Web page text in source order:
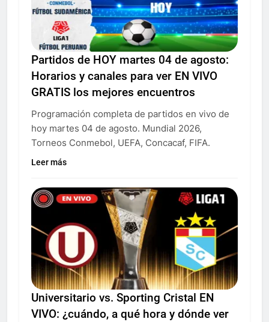
Partidos de HOY martes 04 de agosto:
Horarios y canales para ver EN VIVO
GRATIS los mejores encuentros
Programación completa de partidos en vivo de
hoy martes 04 de agosto. Mundial 2026,
Torneos Conmebol, UEFA, Concacaf, FIFA.
Leer más
Universitario vs. Sporting Cristal EN
VIVO: ¿cuándo, a qué hora y dónde ver